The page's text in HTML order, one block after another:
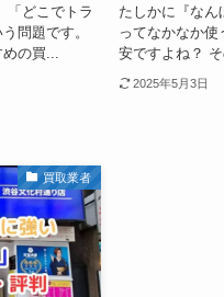
「どこでトラ
問題です。
の買...
たしかに『なん
ってなかなか
安ですよね？
2025年5月3日
買取業者